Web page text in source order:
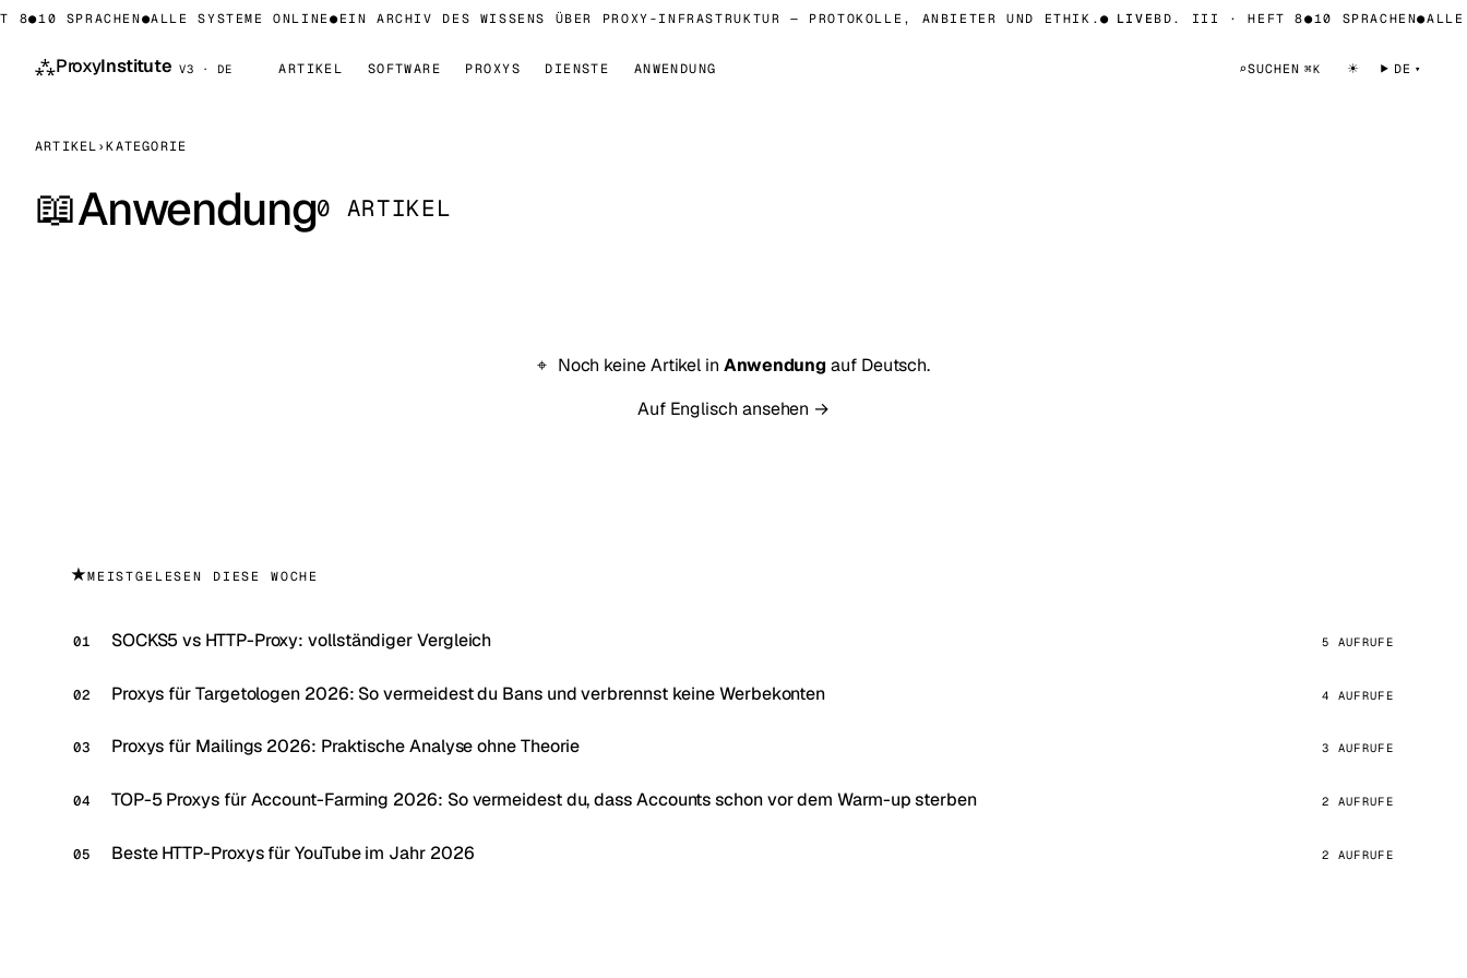
8●10 SPRACHEN●ALLE SYSTEME ONLINE●EIN ARCHIV DES WISSENS ÜBER PROXY-INFRASTRUKTUR — PROTOKOLLE, ANBIETER UND ETHIK. ● LIVE BD. III · HEFT 8●10 SPRACHEN●ALLE
⁂ProxyInstitute V3 · DE ARTIKEL SOFTWARE PROXYS DIENSTE ANWENDUNG ⌕SUCHEN ⌘K ☀ DE
ARTIKEL ›KATEGORIE
📖Anwendung0 ARTIKEL
Noch keine Artikel in Anwendungauf Deutsch.
Auf Englisch ansehen →
★MEISTGELESEN DIESE WOCHE
SOCKS5 vs HTTP-Proxy: vollständiger Vergleich 5 AUFRUFE
Proxys für Targetologen 2026: So vermeidest du Bans und verbrennst keine Werbekonten 4 AUFRUFE
Proxys für Mailings 2026: Praktische Analyse ohne Theorie 3 AUFRUFE
TOP-5 Proxys für Account-Farming 2026: So vermeidest du, dass Accounts schon vor dem Warm-up sterben 2 AUFRUFE
Beste HTTP-Proxys für YouTube im Jahr 2026 2 AUFRUFE